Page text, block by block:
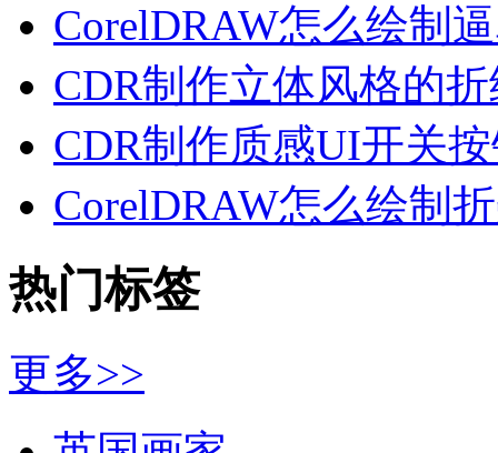
CorelDRAW怎么绘制
CDR制作立体风格的
CDR制作质感UI开关
CorelDRAW怎么绘制
热门标签
更多>>